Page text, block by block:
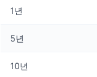
1년
5년
10년